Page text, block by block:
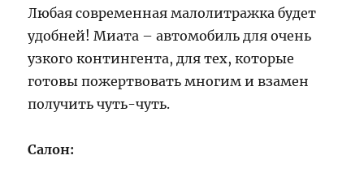
Любая современная малолитражка будет
удобней! Миата – автомобиль для очень
узкого контингента, для тех, которые
готовы пожертвовать многим и взамен
получить чуть-чуть.
Салон: